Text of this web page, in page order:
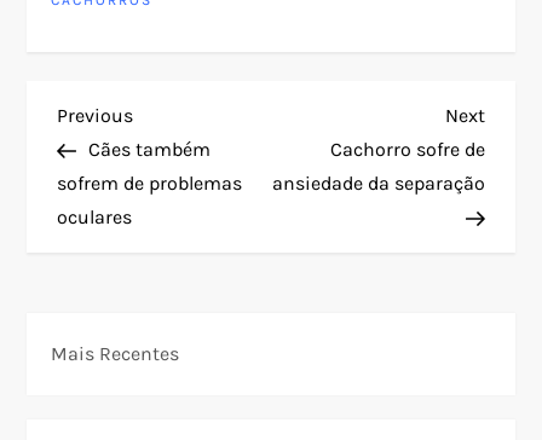
N
a
v
g
Previous
Post
Previous
Cães também
sofrem de problemas
oculares
Next
Post
Next
Cachorro sofre de
ansiedade da separação
Mais Recentes